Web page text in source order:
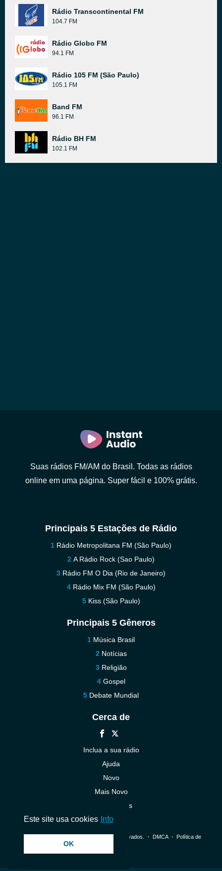
Rádio Transcontinental FM
104.7 FM
Rádio Globo FM
94.1 FM
Rádio 105 FM (São Paulo)
105.1 FM
Band FM
96.1 FM
Rádio BH FM
102.1 FM
Suas rádios FM/AM do Brasil. Todas as rádios
online em uma página. Super fácil e 100% grátis.
Principais 5 Estações de Rádio
Rádio Metropolitana FM (São Paulo)
A Rádio Rock (Sao Paulo)
Rádio FM O Dia (Rio de Janeiro)
Rádio Mix FM (São Paulo)
Kiss (São Paulo)
Principais 5 Gêneros
Música Brasil
Notícias
Religião
Gospel
Debate Mundial
Cerca de
Inclua a sua rádio
Ajuda
Novo
Mais Novo
Contacte-nos
© 2026 InstantAudio. Todos os direitos reservados. ・ DMCA・ Política de
Este site usa cookies Info
OK